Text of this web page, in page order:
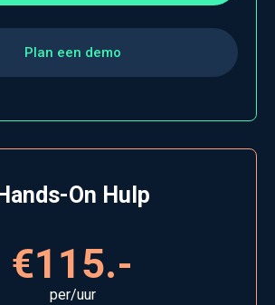
Hands-On Hulp
€115.-
per/uur
Plan een demo